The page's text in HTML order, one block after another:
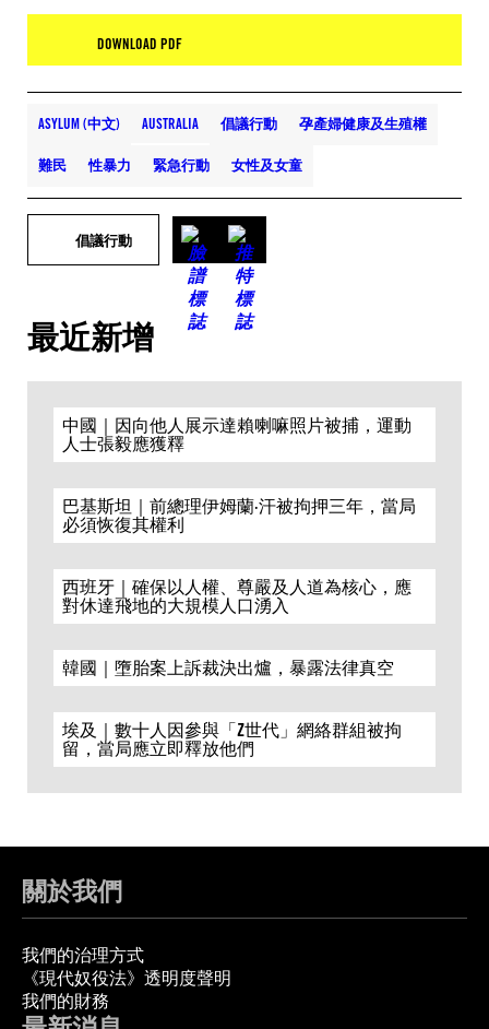
DOWNLOAD PDF
ASYLUM (中文) AUSTRALIA 倡議行動 孕產婦健康及生殖權
難民 性暴力 緊急行動 女性及女童
倡議行動
最近新增
中國｜因向他人展示達賴喇嘛照片被捕，運動
人士張毅應獲釋
巴基斯坦｜前總理伊姆蘭·汗被拘押三年，當局
必須恢復其權利
西班牙｜確保以人權、尊嚴及人道為核心，應
對休達飛地的大規模人口湧入
韓國｜墮胎案上訴裁決出爐，暴露法律真空
埃及｜數十人因參與「Z世代」網絡群組被拘
留，當局應立即釋放他們
關於我們
我們的治理方式
《現代奴役法》透明度聲明
我們的財務